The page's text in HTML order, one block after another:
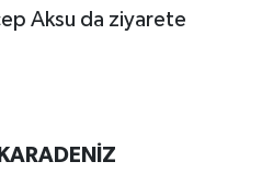
Aksu da ziyarete